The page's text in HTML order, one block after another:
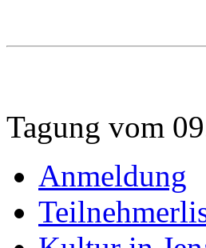
Tagung vom
Anmeldung